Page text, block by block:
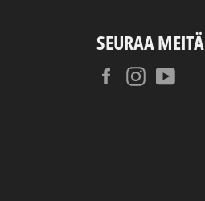
SEURAA MEITÄ
FacebookInstagram